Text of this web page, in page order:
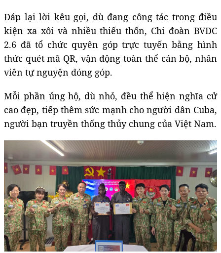
Đáp lại lời kêu gọi, dù đang công tác trong điều
kiện xa xôi và nhiều thiếu thốn, Chi đoàn BVDC
2.6 đã tổ chức quyên góp trực tuyến bằng hình
thức quét mã QR, vận động toàn thể cán bộ, nhân
viên tự nguyện đóng góp.
Mỗi phần ủng hộ, dù nhỏ, đều thể hiện nghĩa cử
cao đẹp, tiếp thêm sức mạnh cho người dân Cuba,
người bạn truyền thống thủy chung của Việt Nam.